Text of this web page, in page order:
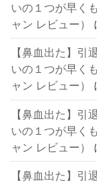
いの１つが早く
ャン レビュー）
【鼻血出た】引
いの１つが早く
ャン レビュー）
【鼻血出た】引
いの１つが早く
ャン レビュー）
【鼻血出た】引